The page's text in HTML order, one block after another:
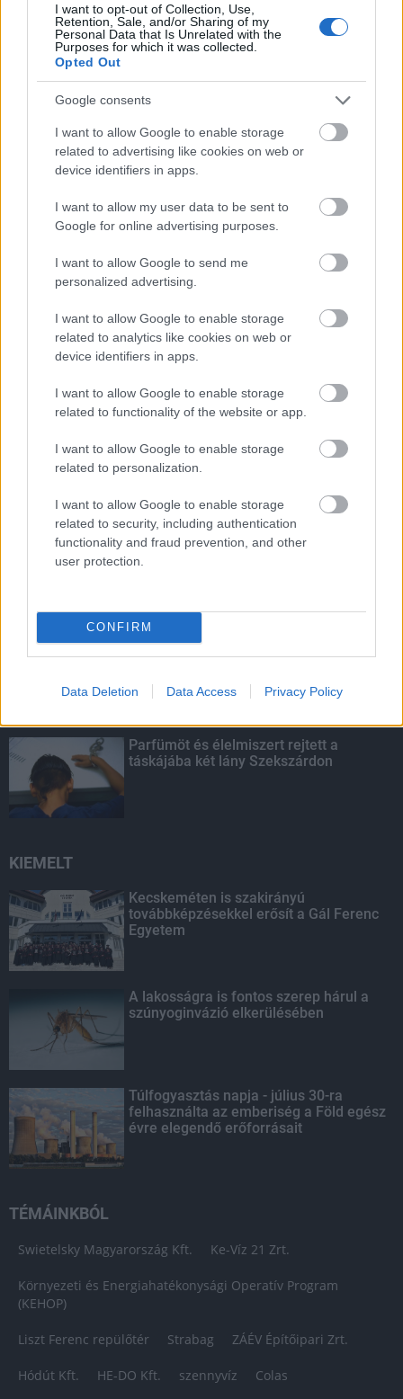
I want to opt-out of Collection, Use,
Retention, Sale, and/or Sharing of my
Personal Data that Is Unrelated with the
Purposes for which it was collected.
Opted Out
Google consents
I want to allow Google to enable storage
related to advertising like cookies on web or
device identifiers in apps.
I want to allow my user data to be sent to
Google for online advertising purposes.
I want to allow Google to send me
personalized advertising.
I want to allow Google to enable storage
related to analytics like cookies on web or
device identifiers in apps.
I want to allow Google to enable storage
related to functionality of the website or app.
I want to allow Google to enable storage
related to personalization.
I want to allow Google to enable storage
related to security, including authentication
functionality and fraud prevention, and other
user protection.
CONFIRM
Data Deletion Data Access Privacy Policy
tigrisszúnyog a vízhiány ellenére is talál szaporodási helyet a
vödrökben, gyermekjátékokban.
Országos hírek
Túlfogyasztás napja - július 30-ra
felhasználta az emberiség a Föld egész
évre elegendő erőforrásait
Helyi hírek
BEINDULT AZ ŐSZIBARACKSZEZON,
LEGOLVASOTTABB
A hőségben is védik a növényzetet
Pakson
Amire többmillióan vártunk: szombattól
másodfokúra csökken a riasztás
Parfümöt és élelmiszert rejtett a
táskájába két lány Szekszárdon
KIEMELT
Kecskeméten is szakirányú
továbbképzésekkel erősít a Gál Ferenc
Egyetem
A lakosságra is fontos szerep hárul a
szúnyoginvázió elkerülésében
Túlfogyasztás napja - július 30-ra
felhasználta az emberiség a Föld egész
évre elegendő erőforrásait
TÉMÁINKBÓL
Swietelsky Magyarország Kft. Ke-Víz 21 Zrt.
Környezeti és Energiahatékonysági Operatív Program
(KEHOP)
Liszt Ferenc repülőtér Strabag ZÁÉV Építőipari Zrt.
Hódút Kft. HE-DO Kft. szennyvíz Colas